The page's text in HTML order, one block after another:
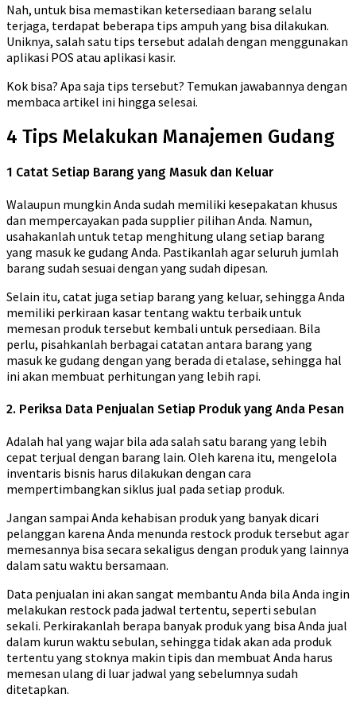
Nah, untuk bisa memastikan ketersediaan barang selalu
terjaga, terdapat beberapa tips ampuh yang bisa dilakukan.
Uniknya, salah satu tips tersebut adalah dengan menggunakan
aplikasi POS atau aplikasi kasir.
Kok bisa? Apa saja tips tersebut? Temukan jawabannya dengan
membaca artikel ini hingga selesai.
4 Tips Melakukan Manajemen Gudang
1 Catat Setiap Barang yang Masuk dan Keluar
Walaupun mungkin Anda sudah memiliki kesepakatan khusus
dan mempercayakan pada supplier pilihan Anda. Namun,
usahakanlah untuk tetap menghitung ulang setiap barang
yang masuk ke gudang Anda. Pastikanlah agar seluruh jumlah
barang sudah sesuai dengan yang sudah dipesan.
Selain itu, catat juga setiap barang yang keluar, sehingga Anda
memiliki perkiraan kasar tentang waktu terbaik untuk
memesan produk tersebut kembali untuk persediaan. Bila
perlu, pisahkanlah berbagai catatan antara barang yang
masuk ke gudang dengan yang berada di etalase, sehingga hal
ini akan membuat perhitungan yang lebih rapi.
2. Periksa Data Penjualan Setiap Produk yang Anda Pesan
Adalah hal yang wajar bila ada salah satu barang yang lebih
cepat terjual dengan barang lain. Oleh karena itu, mengelola
inventaris bisnis harus dilakukan dengan cara
mempertimbangkan siklus jual pada setiap produk.
Jangan sampai Anda kehabisan produk yang banyak dicari
pelanggan karena Anda menunda restock produk tersebut agar
memesannya bisa secara sekaligus dengan produk yang lainnya
dalam satu waktu bersamaan.
Data penjualan ini akan sangat membantu Anda bila Anda ingin
melakukan restock pada jadwal tertentu, seperti sebulan
sekali. Perkirakanlah berapa banyak produk yang bisa Anda jual
dalam kurun waktu sebulan, sehingga tidak akan ada produk
tertentu yang stoknya makin tipis dan membuat Anda harus
memesan ulang di luar jadwal yang sebelumnya sudah
ditetapkan.